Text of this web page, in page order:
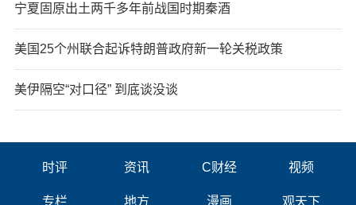
宁夏固原出土两千多年前战国时期秦酒
美国25个州联合起诉特朗普政府新一轮关税政策
美伊隔空“对口径” 到底谈没谈
时评 资讯 C财经 视频
专栏 地方 漫画 观天下